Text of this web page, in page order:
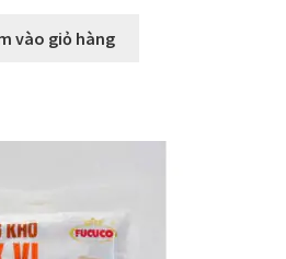
vào giỏ hàng